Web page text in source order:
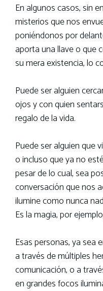
En algunos casos, sin
misterios que nos
poniéndonos por
aporta una llave o que
su mera existencia, lo
Puede ser alguien
ojos y con quien
regalo de la vida.
Puede ser alguien que
o incluso que ya no
pesar de lo cual, sea
conversación que nos
ilumine como nunca
Es la magia, por
Esas personas, ya sea
a través de múltiples
comunicación, o a
en grandes focos